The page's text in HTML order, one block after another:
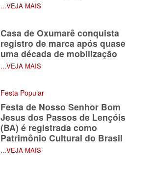
...VEJA MAIS
Casa de Oxumarê conquista
registro de marca após quase
uma década de mobilização
...VEJA MAIS
Festa Popular
Festa de Nosso Senhor Bom
Jesus dos Passos de Lençóis
(BA) é registrada como
Patrimônio Cultural do Brasil
...VEJA MAIS